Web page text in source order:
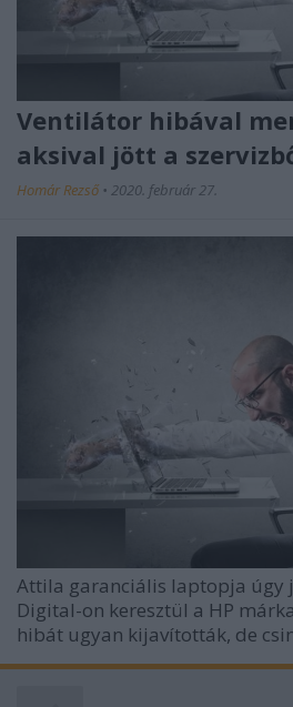
Ventilátor hibával
aksival jött a
Homár Rezső • 2020. február 27.
Attila garanciális laptopja úgy
Digital-on keresztül a HP
hibát ugyan kijavították, de